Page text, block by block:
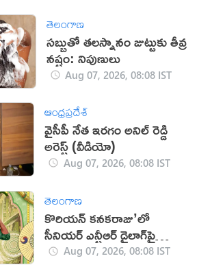
తెలంగాణ
సబ్బుతో తలస్నానం జుట్టుకు తీవ్ర
నష్టం: నిపుణులు
Aug 07, 2026, 08:08 IST
ఆంధ్రప్రదేశ్
వైసీపీ నేత ఇరగం అనిల్ రెడ్డి
అరెస్ట్ (వీడియో)
Aug 07, 2026, 08:08 IST
తెలంగాణ
కొరియన్ కనకరాజు’లో
సీనియర్ ఎన్టీఆర్ డైలాగ్‌పై
వివాదం!
Aug 07, 2026, 08:08 IST